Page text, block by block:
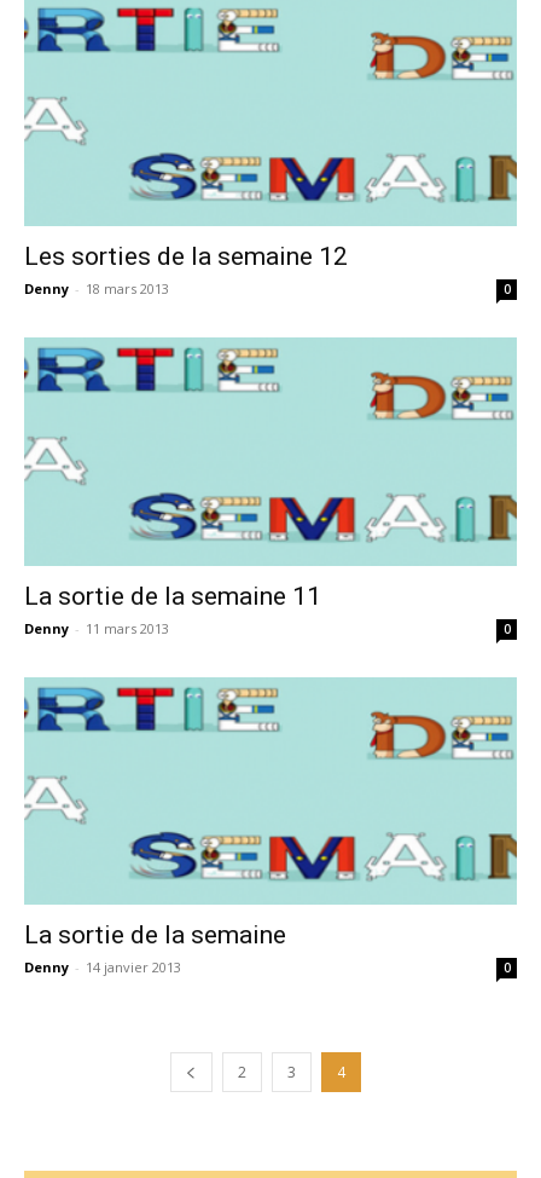
Les sorties de la semaine 12
Denny - 18 mars 2013 0
La sortie de la semaine 11
Denny - 11 mars 2013 0
La sortie de la semaine
Denny - 14 janvier 2013 0
2 3 4